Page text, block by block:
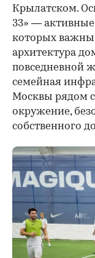
Крылатском.
33» — активные
которых важны
архитектура
повседневной
семейная
Москвы рядом
окружение,
собственного